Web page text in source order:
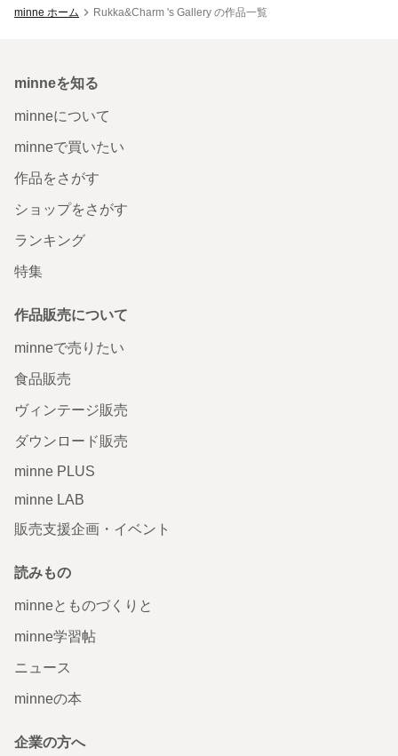
minne ホーム Rukka&Charm 's Gallery の作品一覧
minneを知る
minneについて
minneで買いたい
作品をさがす
ショップをさがす
ランキング
特集
作品販売について
minneで売りたい
食品販売
ヴィンテージ販売
ダウンロード販売
minne PLUS
minne LAB
販売支援企画・イベント
読みもの
minneとものづくりと
minne学習帖
ニュース
minneの本
企業の方へ